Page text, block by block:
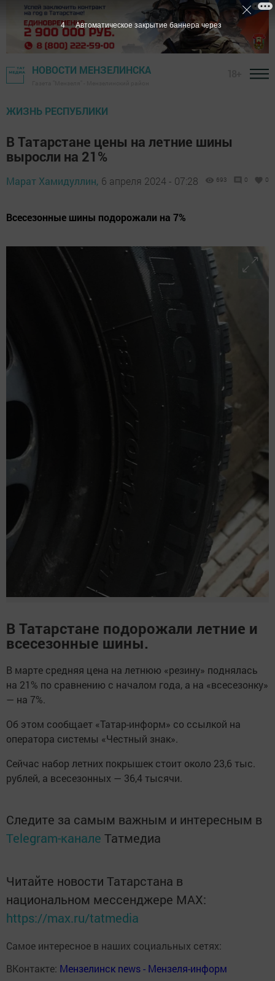
НОВОСТИ МЕНЗЕЛИНСКА
ЖИЗНЬ РЕСПУБЛИКИ
В Татарстане цены на летние шины
выросли на 21%
Марат Хамидуллин, 6 апреля 2024 - 07:28 693 0 0
Всесезонные шины подорожали на 7%
В Татарстане подорожали летние и
всесезонные шины.
В марте средняя цена на летнюю «резину» поднялась
на 21% по сравнению с началом года, а на «всесезонку»
— на 7%.
​​​Об этом сообщает «Татар-информ» со ссылкой на
оператора системы «Честный знак».
Сейчас набор летних покрышек стоит около 23,6 тыс.
рублей, а всесезонных — 36,4 тысячи.
Следите за самым важным и интересным в
Telegram-канале Татмедиа
Читайте новости Татарстана в
национальном мессенджере MАХ:
https://max.ru/tatmedia
Самое интересное в наших социальных сетях:
ВКонтакте: Мензелинск news - Мензеля-информ
2 Автоматическое закрытие баннера через